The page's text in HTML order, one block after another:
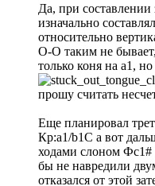
Да, при составлении
изначально
относительно
О-О таким не
только коня на а1,
прошу считать
Еще планировал
Кр:а1/b1C а вот
ходами слоном Фс1#
бы не навредили
отказался от этой